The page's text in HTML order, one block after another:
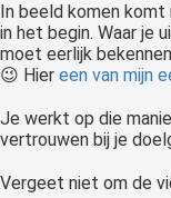
In beeld komen komt
in het begin. Waar je
moet eerlijk
😉 Hier een van mijn
Je werkt op die
vertrouwen bij je
Vergeet niet om de